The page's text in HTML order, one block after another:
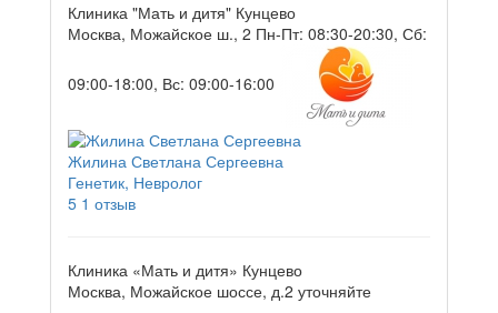
Клиника "Мать и дитя" Кунцево
Москва, Можайское ш., 2 Пн-Пт: 08:30-20:30, Сб:
09:00-18:00, Вс: 09:00-16:00
Жилина Светлана Сергеевна
Генетик, Невролог
5 1 отзыв
Клиника «Мать и дитя» Кунцево
Москва, Можайское шоссе, д.2 уточняйте